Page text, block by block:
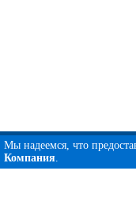
Мы надеемся, что
Компания.